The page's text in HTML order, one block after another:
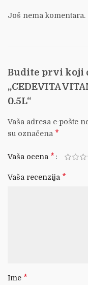
Još nema komentara.
Budite prvi koji
„CEDEVITA
0.5L“
Vaša adresa e-pošte
su označena *
Vaša ocena *
Vaša recenzija *
Ime *